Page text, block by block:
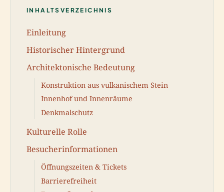
INHALTSVERZEICHNIS
Einleitung
Historischer Hintergrund
Architektonische Bedeutung
Konstruktion aus vulkanischem Stein
Innenhof und Innenräume
Denkmalschutz
Kulturelle Rolle
Besucherinformationen
Öffnungszeiten & Tickets
Barrierefreiheit